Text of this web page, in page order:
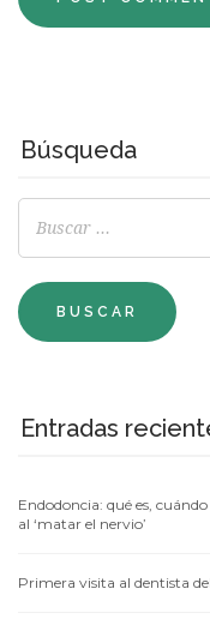
Búsqueda
Entradas
Endodoncia: qué es,
al ‘matar el nervio’
Primera visita al dentista